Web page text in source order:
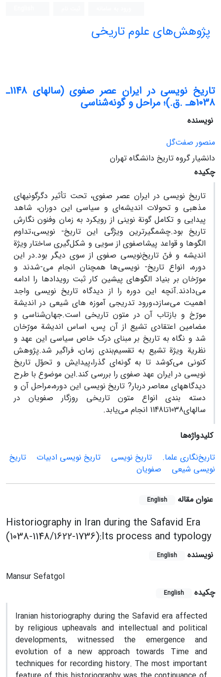
پژوهش‌های علوم تاریخی
تاریخ نویسی در ایران عصر صفوی (سالهای 1148ـ
1038هـ .ق.)؛ مراحل و گونه‌شناسی
نویسنده
منصور صفت‌گل
دانشیار گروه تاریخ دانشگاه تهران
چکیده
تاریخ نویسی در ایران عصر صفوی، تحت تأثیر دگرگونیهای
مذهبی و تحولات اندیشه‌ای و سیاسی این دوران، شاهد
پیدایی و تکامل گونة نوینی از رویکرد به زمان‌ و‌فنون نگارش
تاریخ بود.چشمگیرترین ویژگی این تاریخ- نویسی،تداوم
الگوها و قواعد پیشا‌صفوی از سویی و شکل‌گیری ساختار ویژة
اندیشه و فنّ تاریخ‌نویسی صفوی از سوی دیگر بود.در این
دوره، انواع تاریخ- نویسی‌ها همچنان انجام می-شدند و
مورّخان بر بنیاد الگوهای پیشین کار ثبت رویدادها را ادامه
می‌دادند.آنچه این دوره را از دیدگاه تاریخ نویسی واجد
اهمیت می‌سازد،ورود تدریجی آموزه های شیعی در اندیشة
مورّخ و بازتاب آن در متون تاریخی است.جهان‌شناسی و
مضامین اعتقادی تشیع از آن پس، اساس اندیشة مورّخان
شد و نگاه به تاریخ بر مبنای درک خاص سیاسی این عهد و
نظریة ویژة تشیع به تقسیم‌بندی زمان، فراگیر شد.پژوهش
کنونی می‌کوشد تا به گونه‌ای گذرا،پیدایش و تحوّل تاریخ
نویسی در ایران عهد صفوی را بررسی کند.این موضوع با طرح
دیدگاههای معاصر دربار? تاریخ نویسی این دوره،مراحل آن و
دسته بندی انواع متون تاریخی روزگار صفویان در
سالهای1038تا1148 انجام‌ می‌یابد.
کلیدواژه‌ها
تاریخ‌نگاری علما.
تاریخ نویسی تاریخ نویسی ادبیات
تاریخ
نویسی شیعی
صفویان
عنوان مقاله English
Historiography in Iran during the Safavid Era
(1038-1148/1622-1736):Its process and typology
نویسنده English
Mansur Sefatgol
چکیده
English
Iranian historiography during the Safavid era affected
by religious upheavals and intellectual and political
developments, witnessed the emergence and
evolution of a new approach towards Time and
techniques for recording history. The most important